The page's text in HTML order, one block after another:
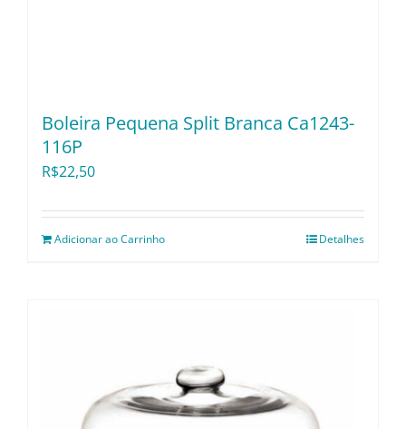
Boleira Pequena Split Branca Ca1243-
116P
R$22,50
Adicionar ao Carrinho Detalhes